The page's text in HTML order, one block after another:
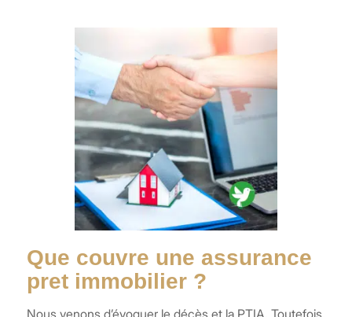
Que couvre une assurance
pret immobilier ?